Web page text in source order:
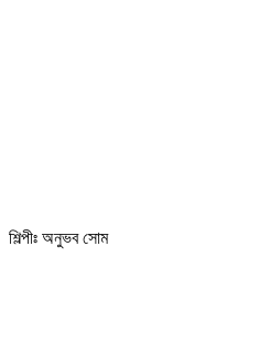
শিল্পীঃ অনুভব সোম